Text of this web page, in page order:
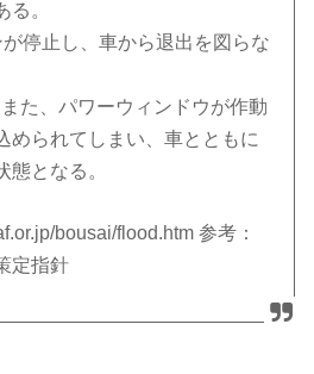
る。
停止し、車から退出を図らな
た、パワーウィンドウが作動
められてしまい、車とともに
態となる。
bousai/flood.htm 参考：
定指針